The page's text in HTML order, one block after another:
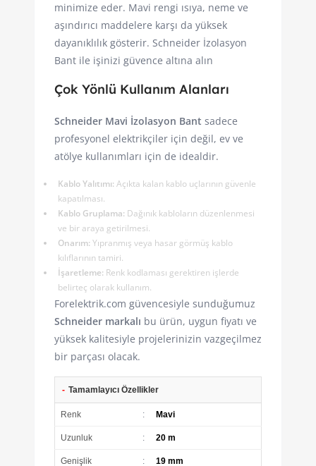
minimize eder. Mavi rengi ısıya, neme ve
aşındırıcı maddelere karşı da yüksek
dayanıklılık gösterir. Schneider İzolasyon
Bant ile işinizi güvence altına alın
Çok Yönlü Kullanım Alanları
Schneider Mavi İzolasyon Bant sadece
profesyonel elektrikçiler için değil, ev ve
atölye kullanımları için de idealdir.
Kablo Yalıtımı: Açıkta kalan kablo uçlarının güvenle
kapatılması.
Kablo Gruplama: Dağınık kabloların düzenlenmesi
ve bir araya getirilmesi.
Onarım: Yıpranmış veya hasar görmüş kablo
kılıflarının tamiri.
İşaretleme: Renk kodlaması gerektiren işlerde
belirteç olarak kullanım.
Forelektrik.com güvencesiyle sunduğumuz
Schneider markalı bu ürün, uygun fiyatı ve
yüksek kalitesiyle projelerinizin vazgeçilmez
bir parçası olacak.
- Tamamlayıcı Özellikler
Renk : Mavi
Uzunluk : 20 m
Genişlik : 19 mm